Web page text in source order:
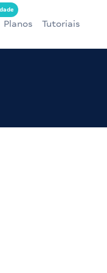
Planos Tutoriais